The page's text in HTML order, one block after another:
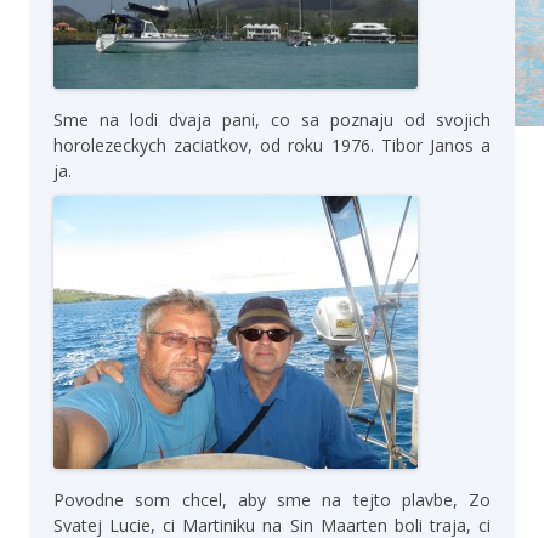
Sme na lodi dvaja pani, co sa poznaju od svojich
horolezeckych zaciatkov, od roku 1976. Tibor Janos a
ja.
Povodne som chcel, aby sme na tejto plavbe, Zo
Svatej Lucie, ci Martiniku na Sin Maarten boli traja, ci